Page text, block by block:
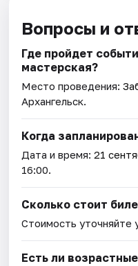
Вопросы и
Где пройдет
мастерская?
Место проведения:
Архангельск.
Когда
Дата и время:21
16:00.
Сколько стоит
Стоимость уточняйте
Есть ли